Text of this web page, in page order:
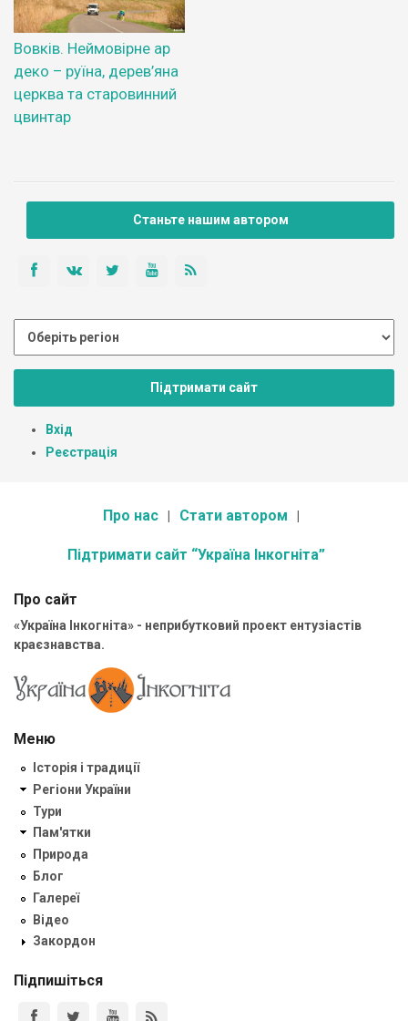
Вовків. Неймовірне ар
деко – руїна, дерев’яна
церква та старовинний
цвинтар
Станьте нашим автором
Підтримати сайт
Вхід
Реєстрація
Про нас Стати автором
Підтримати сайт “Україна Інкогніта”
Про сайт
«Україна Інкогніта» - неприбутковий проект ентузіастів
краєзнавства.
Меню
Історія і традиції
Регіони України
Тури
Пам'ятки
Природа
Блог
Галереї
Відео
Закордон
Підпишіться